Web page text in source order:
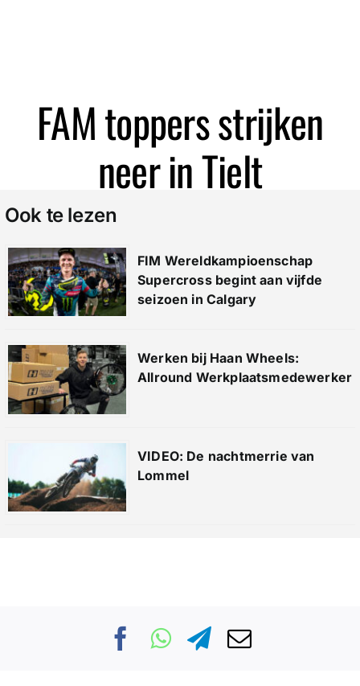
FAM toppers strijken
neer in Tielt
Ook te lezen
FIM Wereldkampioenschap
Supercross begint aan vijfde
seizoen in Calgary
Werken bij Haan Wheels:
Allround Werkplaatsmedewerker
VIDEO: De nachtmerrie van
Lommel